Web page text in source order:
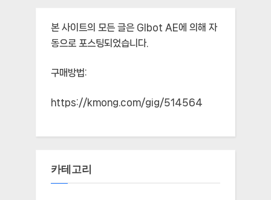
본 사이트의 모든 글은 Glbot AE에 의해 자
동으로 포스팅되었습니다.
구매방법:
https://kmong.com/gig/514564
카테고리